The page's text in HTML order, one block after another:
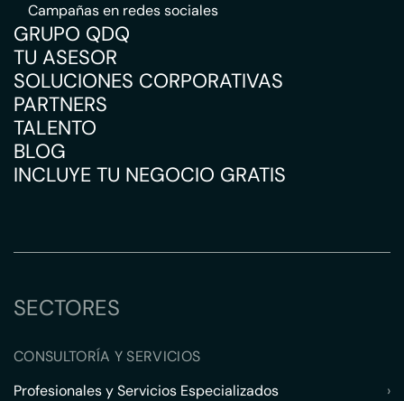
Campañas en redes sociales
GRUPO QDQ
TU ASESOR
SOLUCIONES CORPORATIVAS
PARTNERS
TALENTO
BLOG
INCLUYE TU NEGOCIO GRATIS
SECTORES
CONSULTORÍA Y SERVICIOS
Profesionales y Servicios Especializados
›